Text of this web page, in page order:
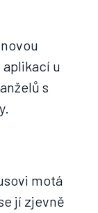
u
s
motá
jí zjevně